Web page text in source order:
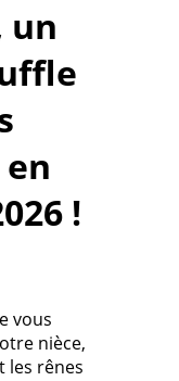
un
!
vous
nièce,
les rênes